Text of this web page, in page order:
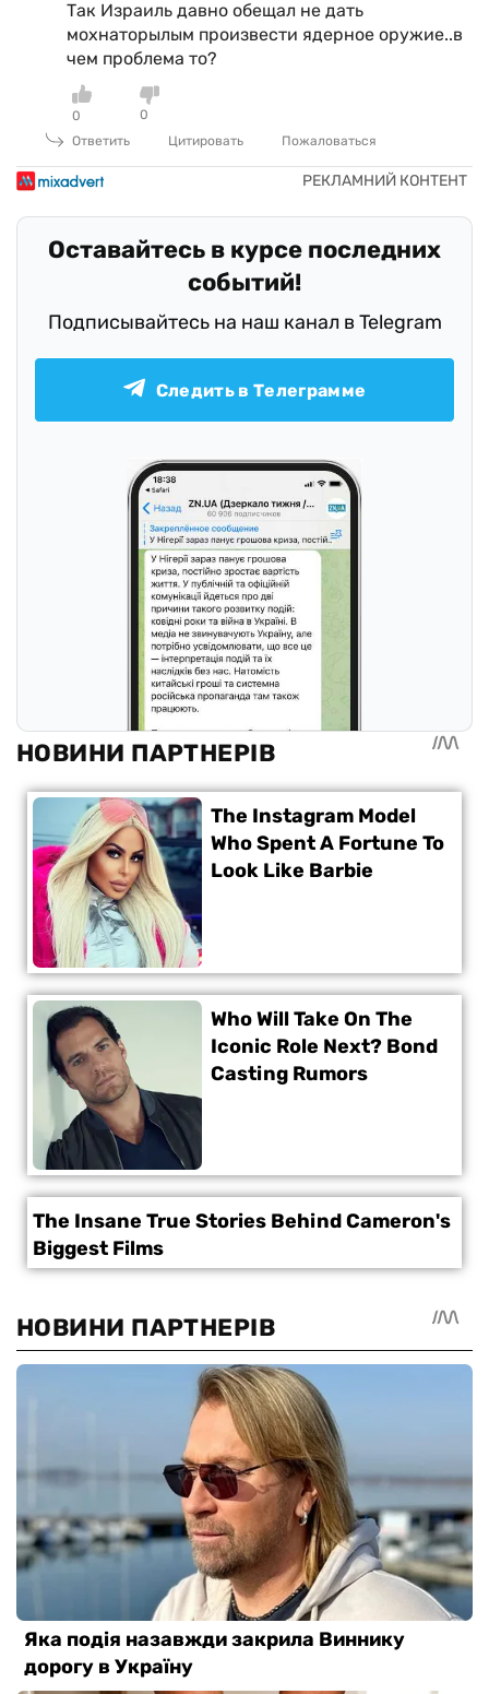
Так Израиль давно обещал не дать
мохнаторылым произвести ядерное оружие..в
чем проблема то?
0
0
Ответить
Цитировать Пожаловаться
Оставайтесь в курсе последних
событий!
Подписывайтесь на наш канал в Telegram
Следить в Телеграмме